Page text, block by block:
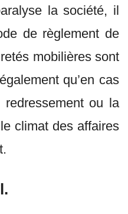
la société, il
de règlement de
mobilières sont
qu’en cas
ou la
climat des affaires